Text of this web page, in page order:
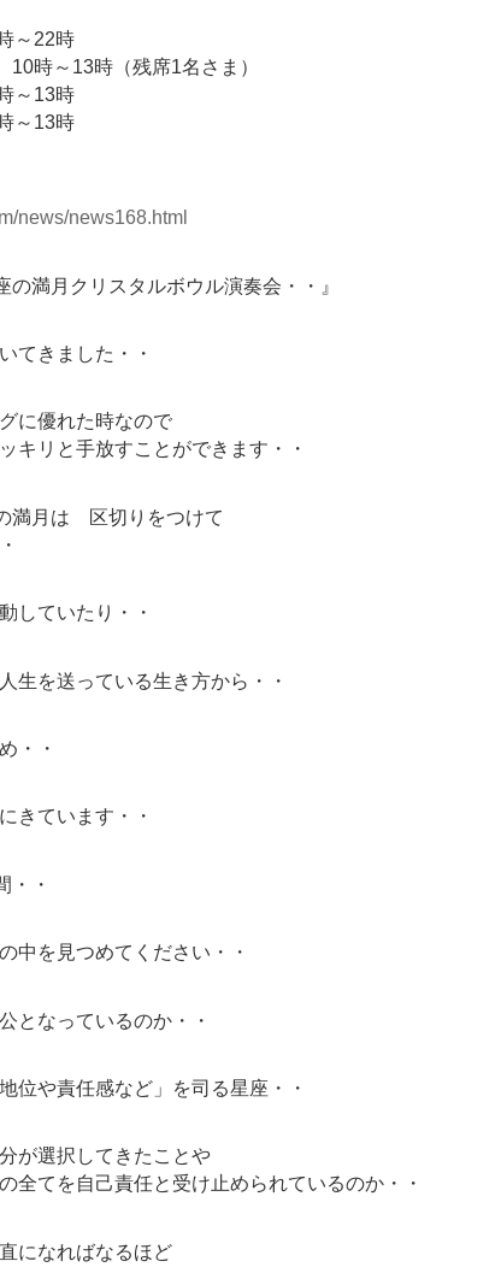
～22時
10時～13時（残席1名さま）
～13時
～13時
news/news168.html
満月クリスタルボウル演奏会・・』
てきました・・
に優れた時なので
キリと手放すことができます・・
満月は 区切りをつけて
していたり・・
生を送っている生き方から・・
・・
きています・・
・・
中を見つめてください・・
となっているのか・・
位や責任感など」を司る星座・・
が選択してきたことや
全てを自己責任と受け止められているのか・・
になればなるほど